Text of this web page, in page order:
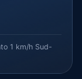
1 km/h Sud-